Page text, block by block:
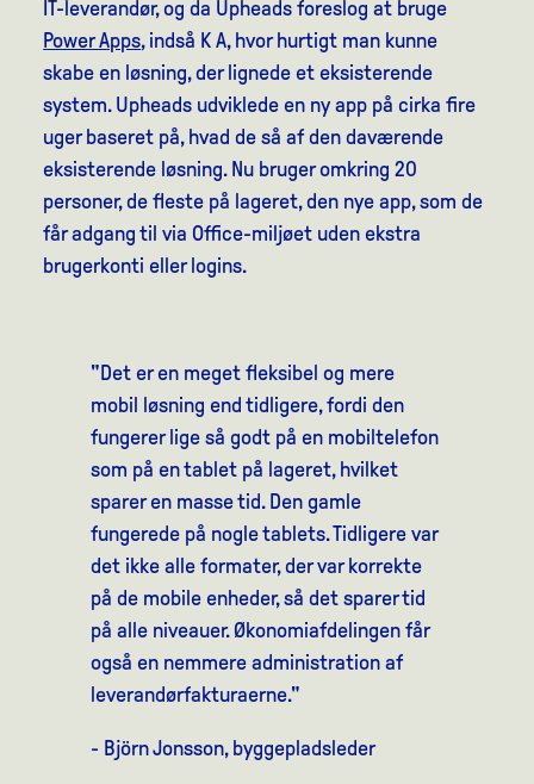
IT-leverandør, og da Upheads foreslog at bruge
Power Apps, indså K A, hvor hurtigt man kunne
skabe en løsning, der lignede et eksisterende
system. Upheads udviklede en ny app på cirka fire
uger baseret på, hvad de så af den daværende
eksisterende løsning. Nu bruger omkring 20
personer, de fleste på lageret, den nye app, som de
får adgang til via Office-miljøet uden ekstra
brugerkonti eller logins.
"Det er en meget fleksibel og mere
mobil løsning end tidligere, fordi den
fungerer lige så godt på en mobiltelefon
som på en tablet på lageret, hvilket
sparer en masse tid. Den gamle
fungerede på nogle tablets. Tidligere var
det ikke alle formater, der var korrekte
på de mobile enheder, så det sparer tid
på alle niveauer. Økonomiafdelingen får
også en nemmere administration af
leverandørfakturaerne."
- Björn Jonsson, byggepladsleder